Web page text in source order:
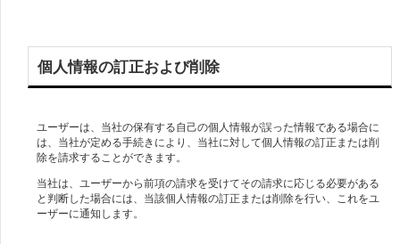
個人情報の訂正および削除
ユーザーは、当社の保有する自己の個人情報が誤った情報である場合に
は、当社が定める手続きにより、当社に対して個人情報の訂正または削
除を請求することができます。
当社は、ユーザーから前項の請求を受けてその請求に応じる必要がある
と判断した場合には、当該個人情報の訂正または削除を行い、これをユ
ーザーに通知します。